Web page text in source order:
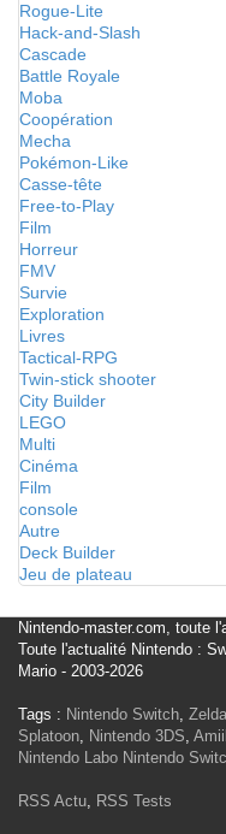
Rogue-Lite
Hack-and-Slash
Cascade
Battle Royale
Moba
Coopération
Mecha
Pokémon-Like
Casse-tête
Free-to-Play
Film
Horreur
FMV
Survie
Exploration
Livres
Tactical-RPG
Twin-stick shooter
City Builder
LEGO
Multi
Cinéma
Film
console
Autre
Deck Builder
Jeu de plateau
Nintendo-master.com, toute
Toute l'actualité Nintendo :
Mario - 2003-2026
Tags : Nintendo Switch, Zelda
Splatoon, Nintendo 3DS,
Nintendo Labo Nintendo
RSS Actu, RSS Tests